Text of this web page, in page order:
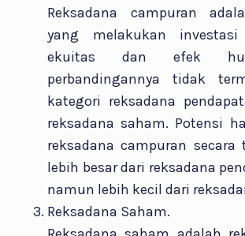
Reksadana campuran
yang melakukan
ekuitas dan efek
perbandingannya tidak
kategori reksadana
reksadana saham. Potensi
reksadana campuran secara
lebih besar dari reksadana
namun lebih kecil dari
Reksadana Saham.